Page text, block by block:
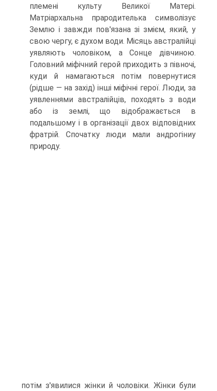
племені культу Великої Матері.
Матріархальна прародителька символізує
Землю і завжди пов'язана зі змієм, який, у
свою чергу, є духом води. Місяць австралійці
уявляють чоловіком, а Сонце дівчиною.
Головний міфічний герой приходить з півночі,
куди й намагаються потім повернутися
(рідше — на захід) інші міфічні герої. Люди, за
уявленнями австралійців, походять з води
або із землі, що відображається в
подальшому і в орга­нізації двох відповідних
фратрій. Спочатку люди мали андрогіниу
при­роду.
потім з'явилися жінки й чоловіки. Жінки були